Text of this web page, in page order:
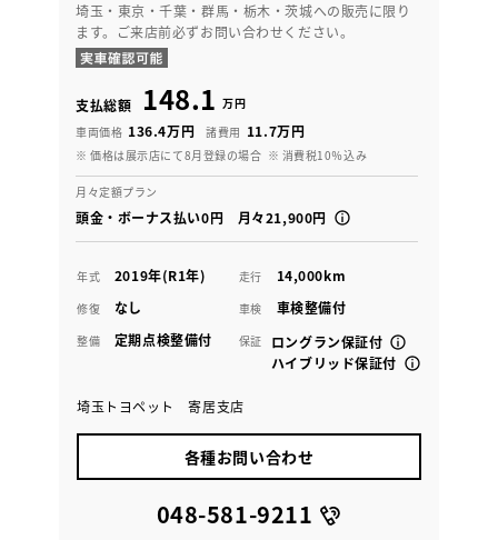
埼玉・東京・千葉・群馬・栃木・茨城への販売に限り
ます。ご来店前必ずお問い合わせください。
支払総額 148.1 万円
車両価格 136.4万円 諸費用 11.7万円
※ 価格は展示店にて8月登録の場合 ※ 消費税10％込み
月々定額プラン
頭金・ボーナス払い0円 月々21,900円
年式 2019年(R1年) 走行 14,000km
修復 なし 車検 車検整備付
整備 定期点検整備付 保証
ロングラン保証付
ハイブリッド保証付
埼玉トヨペット 寄居支店
各種お問い合わせ
048-581-9211